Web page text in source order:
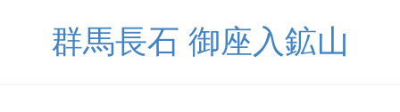
群馬長石 御座入鉱山